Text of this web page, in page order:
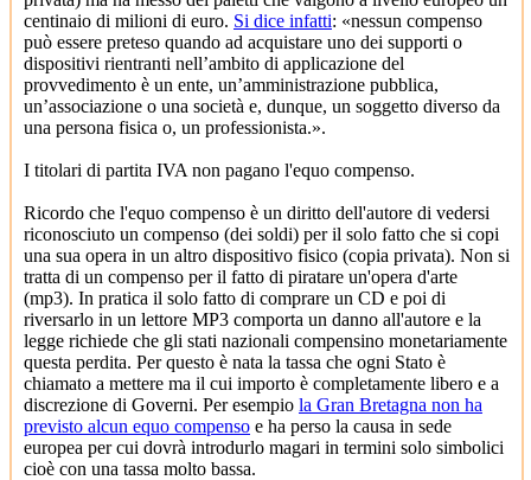
centinaio di milioni di euro. Si dice infatti: «nessun compenso
può essere preteso quando ad acquistare uno dei supporti o
dispositivi rientranti nell’ambito di applicazione del
provvedimento è un ente, un’amministrazione pubblica,
un’associazione o una società e, dunque, un soggetto diverso da
una persona fisica o, un professionista.».
I titolari di partita IVA non pagano l'equo compenso.
Ricordo che l'equo compenso è un diritto dell'autore di vedersi
riconosciuto un compenso (dei soldi) per il solo fatto che si copi
una sua opera in un altro dispositivo fisico (copia privata). Non si
tratta di un compenso per il fatto di piratare un'opera d'arte
(mp3). In pratica il solo fatto di comprare un CD e poi di
riversarlo in un lettore MP3 comporta un danno all'autore e la
legge richiede che gli stati nazionali compensino monetariamente
questa perdita. Per questo è nata la tassa che ogni Stato è
chiamato a mettere ma il cui importo è completamente libero e a
discrezione di Governi. Per esempio la Gran Bretagna non ha
previsto alcun equo compenso e ha perso la causa in sede
europea per cui dovrà introdurlo magari in termini solo simbolici
cioè con una tassa molto bassa.